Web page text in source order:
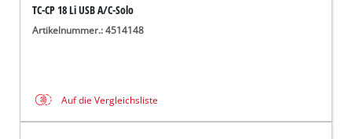
TC-CP 18 Li USB A/C-Solo
Artikelnummer.: 4514148
Auf die Vergleichsliste